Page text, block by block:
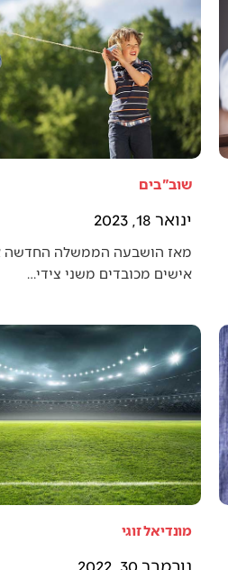
שוב"בים
ינואר 18, 2023
מאז הושבעה הממשלה החדשה
אישים מכובדים משני צידי…
מונדיאל זוגי
נובמבר 30, 2022